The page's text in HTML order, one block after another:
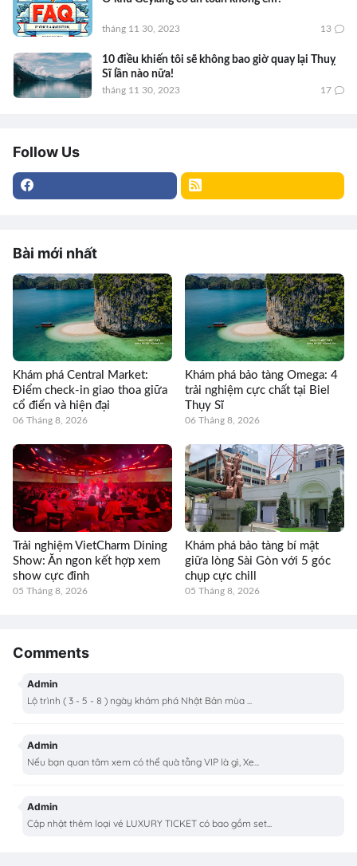
tháng 11 30, 2023 13
10 điều khiến tôi sẽ không bao giờ quay lại Thuỵ
Sĩ lần nào nữa!
tháng 11 30, 2023 17
Follow Us
Bài mới nhất
Khám phá Central Market:
Điểm check-in giao thoa giữa
cổ điển và hiện đại
06 Tháng 8, 2026
Khám phá bảo tàng Omega: 4
trải nghiệm cực chất tại Biel
Thụy Sĩ
06 Tháng 8, 2026
Trải nghiệm VietCharm Dining
Show: Ăn ngon kết hợp xem
show cực đỉnh
05 Tháng 8, 2026
Khám phá bảo tàng bí mật
giữa lòng Sài Gòn với 5 góc
chụp cực chill
05 Tháng 8, 2026
Comments
Admin
Lộ trình ( 3 - 5 - 8 ) ngày khám phá Nhật Bản mùa ...
Admin
Nếu bạn quan tâm xem có thể quà tằng VIP là gì, Xe...
Admin
Cập nhật thêm loại vé LUXURY TICKET có bao gồm set...